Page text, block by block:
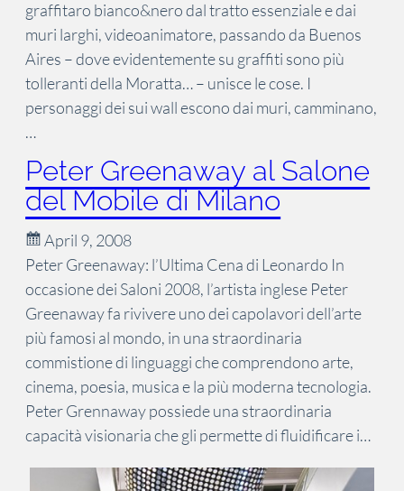
graffitaro bianco&nero dal tratto essenziale e dai
muri larghi, videoanimatore, passando da Buenos
Aires – dove evidentemente su graffiti sono più
tolleranti della Moratta… – unisce le cose. I
personaggi dei sui wall escono dai muri, camminano,
…
Peter Greenaway al Salone
del Mobile di Milano
April 9, 2008
Peter Greenaway: l’Ultima Cena di Leonardo In
occasione dei Saloni 2008, l’artista inglese Peter
Greenaway fa rivivere uno dei capolavori dell’arte
più famosi al mondo, in una straordinaria
commistione di linguaggi che comprendono arte,
cinema, poesia, musica e la più moderna tecnologia.
Peter Grennaway possiede una straordinaria
capacità visionaria che gli permette di fluidificare i…